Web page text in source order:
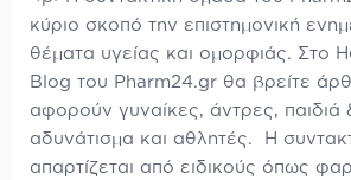
κύριο σκοπό την επιστημονική
θέματα υγείας και ομορφιάς. Στο
Blog του Pharm24.gr θα βρείτε
αφορούν γυναίκες, άντρες, παιδιά
αδυνάτισμα και αθλητές. Η
απαρτίζεται από ειδικούς όπως